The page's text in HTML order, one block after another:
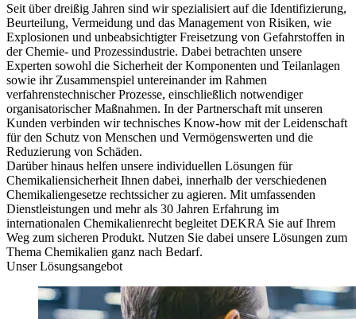
Seit über dreißig Jahren sind wir spezialisiert auf die Identifizierung,
Beurteilung, Vermeidung und das Management von Risiken, wie
Explosionen und unbeabsichtigter Freisetzung von Gefahrstoffen in
der Chemie- und Prozessindustrie. Dabei betrachten unsere
Experten sowohl die Sicherheit der Komponenten und Teilanlagen
sowie ihr Zusammenspiel untereinander im Rahmen
verfahrenstechnischer Prozesse, einschließlich notwendiger
organisatorischer Maßnahmen. In der Partnerschaft mit unseren
Kunden verbinden wir technisches Know-how mit der Leidenschaft
für den Schutz von Menschen und Vermögenswerten und die
Reduzierung von Schäden.
Darüber hinaus helfen unsere individuellen Lösungen für
Chemikaliensicherheit Ihnen dabei, innerhalb der verschiedenen
Chemikaliengesetze rechtssicher zu agieren. Mit umfassenden
Dienstleistungen und mehr als 30 Jahren Erfahrung im
internationalen Chemikalienrecht begleitet DEKRA Sie auf Ihrem
Weg zum sicheren Produkt. Nutzen Sie dabei unsere Lösungen zum
Thema Chemikalien ganz nach Bedarf.
Unser Lösungsangebot